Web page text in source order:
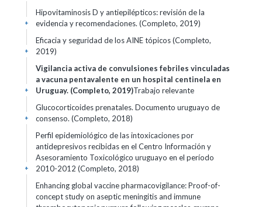
Hipovitaminosis D y antiepilépticos: revisión de la
evidencia y recomendaciones. (Completo, 2019)
+
Eficacia y seguridad de los AINE tópicos (Completo,
2019)
+
Vigilancia activa de convulsiones febriles vinculadas
a vacuna pentavalente en un hospital centinela en
Uruguay. (Completo, 2019)Trabajo relevante
+
Glucocorticoides prenatales. Documento uruguayo de
consenso. (Completo, 2018)
+
Perfil epidemiológico de las intoxicaciones por
antidepresivos recibidas en el Centro Información y
Asesoramiento Toxicológico uruguayo en el período
2010-2012 (Completo, 2018)
+
Enhancing global vaccine pharmacovigilance: Proof-of-
concept study on aseptic meningitis and immune